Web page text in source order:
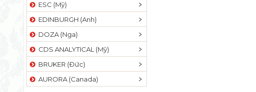
ESC (Mỹ)
EDINBURGH (Anh)
DOZA (Nga)
CDS ANALYTICAL (Mỹ)
BRUKER (Đức)
AURORA (Canada)